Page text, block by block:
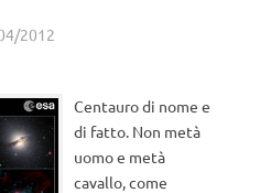
2012
Centauro di nome e
di fatto. Non metà
uomo e metà
cavallo, come